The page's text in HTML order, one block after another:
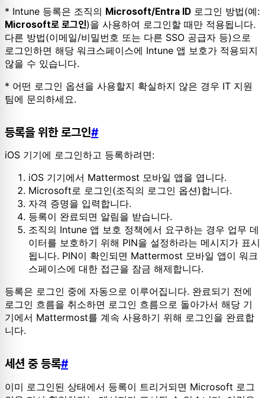
* Intune 등록은 조직의 Microsoft/Entra ID 로그인 방법(예:
Microsoft로 로그인)을 사용하여 로그인할 때만 적용됩니다.
다른 방법(이메일/비밀번호 또는 다른 SSO 공급자 등)으로
로그인하면 해당 워크스페이스에 Intune 앱 보호가 적용되지
않을 수 있습니다.
* 어떤 로그인 옵션을 사용할지 확실하지 않은 경우 IT 지원
팀에 문의하세요.
등록을 위한 로그인#
iOS 기기에 로그인하고 등록하려면:
iOS 기기에서 Mattermost 모바일 앱을 엽니다.
Microsoft로 로그인(조직의 로그인 옵션)합니다.
자격 증명을 입력합니다.
등록이 완료되면 알림을 받습니다.
조직의 Intune 앱 보호 정책에서 요구하는 경우 업무 데
이터를 보호하기 위해 PIN을 설정하라는 메시지가 표시
됩니다. PIN이 확인되면 Mattermost 모바일 앱이 워크
스페이스에 대한 접근을 잠금 해제합니다.
등록은 로그인 중에 자동으로 이루어집니다. 완료되기 전에
로그인 흐름을 취소하면 로그인 흐름으로 돌아가서 해당 기
기에서 Mattermost를 계속 사용하기 위해 로그인을 완료합
니다.
세션 중 등록#
이미 로그인된 상태에서 등록이 트리거되면 Microsoft 로그